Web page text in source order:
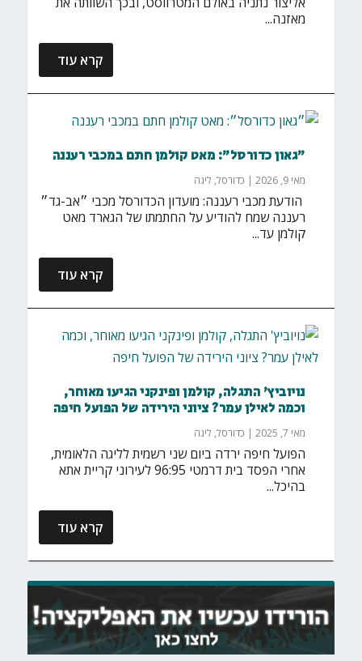
מאזנה...
קרא עוד
״גאון כדורסל״: מאט קולמן חתם במכבי רעננה
מאי 9, 2026 | כדורסל, ליגה
‏ הודעת מכבי רעננה: מועדון הכדורסל מכבי ״אב-גד״
רעננה שמח להודיע על החתמתו של הגארד מאט
קולמן עד...
קרא עוד
נויוביץ' התגלה, קולמן ופינקני הגיעו מאוחר,
וכמה לאילן עמר? ציוני הירידה של הפועל חיפה
מאי 7, 2025 | כדורסל, ליגה
הפועל חיפה ירדה ביום שני רשמית לליגה הלאומית,
אחרי הפסד בית דרמטי 96:95 לעירוני קריית אתא
בהיכל...
קרא עוד